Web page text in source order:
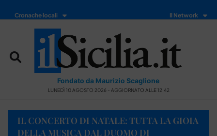
Cronache locali Il Network
Fondato da Maurizio Scaglione
LUNEDÌ 10 AGOSTO 2026 - AGGIORNATO ALLE 12:42
IL CONCERTO DI NATALE: TUTTA LA GIOIA
DELLA MUSICA DAL DUOMO DI